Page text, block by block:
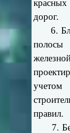
дорог.
6.
учетом
правил.
7.